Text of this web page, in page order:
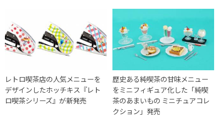
レトロ喫茶店の人気メニューを
デザインしたホッチキス『レト
ロ喫茶シリーズ』が新発売
歴史ある純喫茶の甘味メニュー
をミニフィギュア化した「純喫
茶のあまいもの ミニチュアコレ
クション」発売